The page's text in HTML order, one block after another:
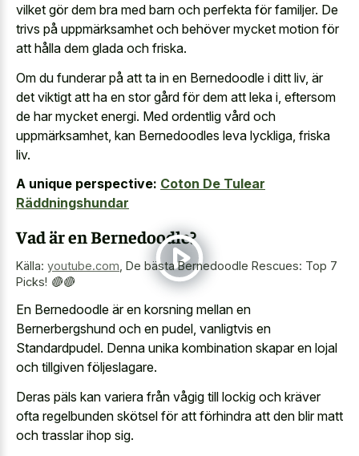
vilket gör dem bra med barn och perfekta för familjer. De
trivs på uppmärksamhet och behöver mycket motion för
att hålla dem glada och friska.
Om du funderar på att ta in en Bernedoodle i ditt liv, är
det viktigt att ha en stor gård för dem att leka i, eftersom
de har mycket energi. Med ordentlig vård och
uppmärksamhet, kan Bernedoodles leva lyckliga, friska
liv.
A unique perspective: Coton De Tulear
Räddningshundar
Vad är en Bernedoodle?
Källa: youtube.com De bästa Bernedoodle Rescues: Top 7
Picks! 🔴🔴
En Bernedoodle är en korsning mellan en
Bernerbergshund och en pudel, vanligtvis en
Standardpudel. Denna unika kombination skapar en lojal
och tillgiven följeslagare.
Deras päls kan variera från vågig till lockig och kräver
ofta regelbunden skötsel för att förhindra att den blir matt
och trasslar ihop sig.